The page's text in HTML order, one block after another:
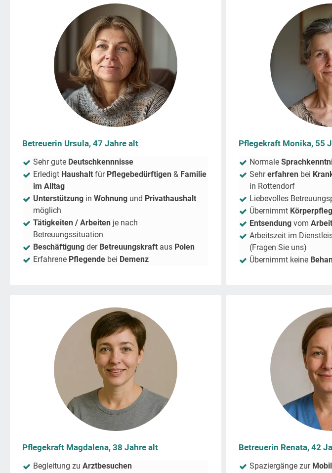
Betreuerin Ursula, 47 Jahre alt
Sehr gute Deutschkennnisse
Erledigt Haushalt für Pflegebedürftigen & Familie
im Alltag
Unterstützung in Wohnung und Privathaushalt
möglich
Tätigkeiten / Arbeiten je nach
Betreuungssituation
Beschäftigung der Betreuungskraft aus Polen
Erfahrene Pflegende bei Demenz
Pflegekraft Monika, 55
Normale
Sehrerfahren bei
in Rottendorf
Liebevolles
Übernimmt
Entsendung vom
Arbeitszeit im
(Fragen Sie uns)
Übernimmt keine
Pflegekraft Magdalena, 38 Jahre alt
Begleitung zu Arztbesuchen
Betreuerin Renata, 42
Spaziergänge zur